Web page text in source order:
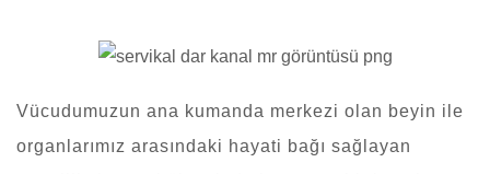
Vücudumuzun ana kumanda merkezi olan beyin ile
organlarımız arasındaki hayati bağı sağlayan